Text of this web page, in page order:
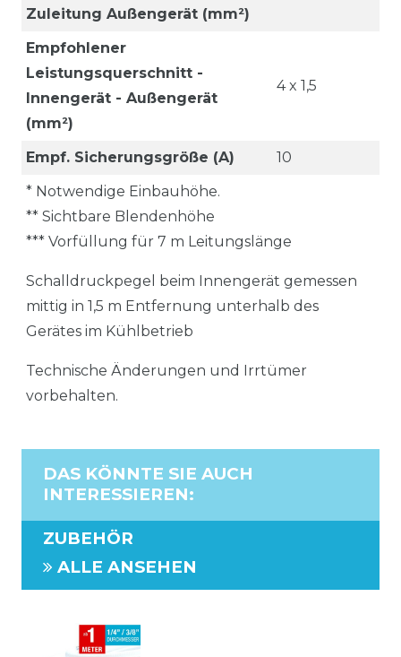
Zuleitung Außengerät (mm²)
Empfohlener
Leistungsquerschnitt -
Innengerät - Außengerät
(mm²)
4 x 1,5
Empf. Sicherungsgröße (A)
10
* Notwendige Einbauhöhe.
** Sichtbare Blendenhöhe
*** Vorfüllung für 7 m Leitungslänge
Schalldruckpegel beim Innengerät gemessen
mittig in 1,5 m Entfernung unterhalb des
Gerätes im Kühlbetrieb
Technische Änderungen und Irrtümer
vorbehalten.
DAS KÖNNTE SIE AUCH
INTERESSIEREN:
ZUBEHÖR
ALLE ANSEHEN